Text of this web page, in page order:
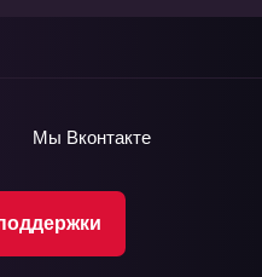
Мы Вконтакте